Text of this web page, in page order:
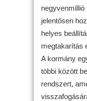
jelentősen
helyes
megtakarítás
A kormány
többi között
rendszert,